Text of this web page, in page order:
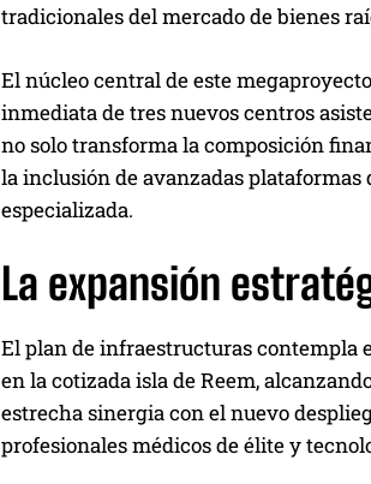
tradicionales del mercado de bienes
El núcleo central de este
inmediata de tres nuevos centros
no solo transforma la composición
la inclusión de avanzadas
especializada.
La expansión
El plan de infraestructuras contempla
en la cotizada isla de Reem,
estrecha sinergia con el nuevo
profesionales médicos de élite y